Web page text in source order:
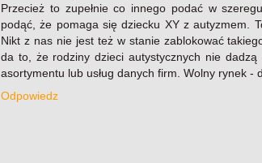
Przecież to zupełnie co innego podać w
podąć, że pomaga się dziecku XY z autyzmem.
Nikt z nas nie jest też w stanie zablokować
da to, że rodziny dzieci autystycznych nie
asortymentu lub usług danych firm. Wolny rynek
Odpowiedz